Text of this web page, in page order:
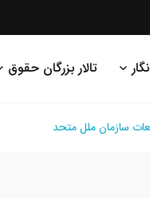
تالار بزرگان حقوق
سازمان ملل متحد